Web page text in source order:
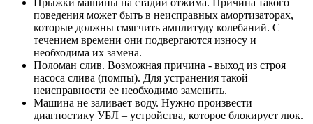
поведения может быть в неисправных амортизаторах,
которые должны смягчить амплитуду колебаний. С
течением времени они подвергаются износу и
необходима их замена.
Поломан слив. Возможная причина - выход из строя
насоса слива (помпы). Для устранения такой
неисправности ее необходимо заменить.
Машина не заливает воду. Нужно произвести
диагностику УБЛ – устройства, которое блокирует люк.